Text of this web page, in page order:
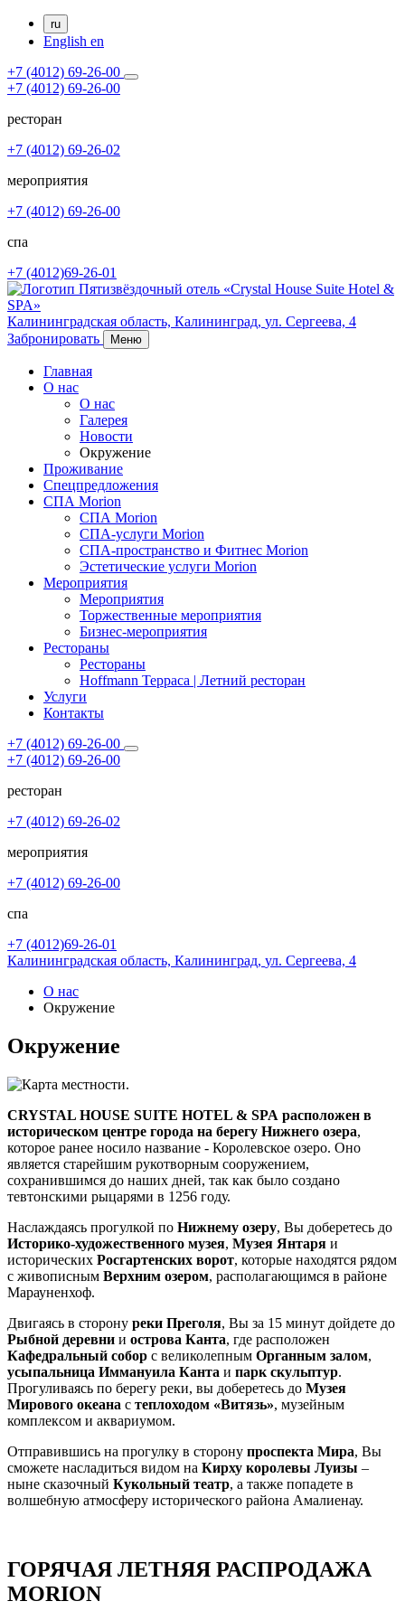
ru
English en
+7 (4012) 69-26-00
+7 (4012) 69-26-00
ресторан
+7 (4012) 69-26-02
мероприятия
+7 (4012) 69-26-00
спа
+7 (4012)69-26-01
Калининградская область, Калининград, ул. Сергеева, 4
Забронировать
Меню
Главная
О нас
О нас
Галерея
Новости
Окружение
Проживание
Спецпредложения
СПА Morion
СПА Morion
СПА-услуги Morion
СПА-пространство и Фитнес Morion
Эстетические услуги Morion
Мероприятия
Мероприятия
Торжественные мероприятия
Бизнес-мероприятия
Рестораны
Рестораны
Hoffmann Терраса | Летний ресторан
Услуги
Контакты
+7 (4012) 69-26-00
+7 (4012) 69-26-00
ресторан
+7 (4012) 69-26-02
мероприятия
+7 (4012) 69-26-00
спа
+7 (4012)69-26-01
Калининградская область, Калининград, ул. Сергеева, 4
О нас
Окружение
Окружение
CRYSTAL HOUSE SUITE HOTEL & SPA расположен в
историческом центре города на берегу Нижнего озера,
которое ранее носило название - Королевское озеро. Оно
является старейшим рукотворным сооружением,
сохранившимся до наших дней, так как было создано
тевтонскими рыцарями в 1256 году.
Наслаждаясь прогулкой по Нижнему озеру, Вы доберетесь до
Историко-художественного музея, Музея Янтаря и
исторических Росгартенских ворот, которые находятся рядом
с живописным Верхним озером, располагающимся в районе
Марауненхоф.
Двигаясь в сторону реки Преголя, Вы за 15 минут дойдете до
Рыбной деревни и острова Канта, где расположен
Кафедральный собор с великолепным Органным залом,
усыпальница Иммануила Канта и парк скульптур.
Прогуливаясь по берегу реки, вы доберетесь до Музея
Мирового океана с теплоходом «Витязь», музейным
комплексом и аквариумом.
Отправившись на прогулку в сторону проспекта Мира, Вы
сможете насладиться видом на Кирху королевы Луизы –
ныне сказочный Кукольный театр, а также попадете в
волшебную атмосферу исторического района Амалиенау.
ГОРЯЧАЯ ЛЕТНЯЯ РАСПРОДАЖА
MORION